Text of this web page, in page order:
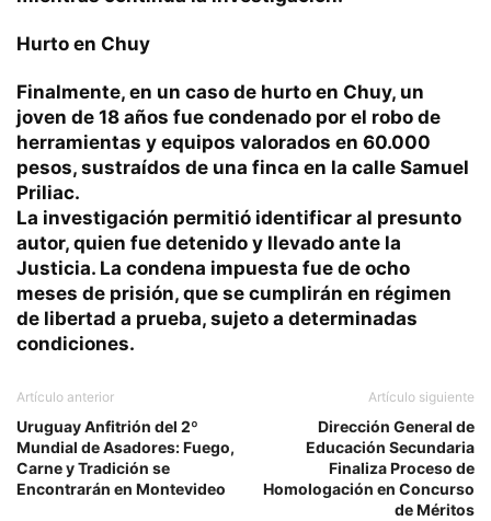
Hurto en Chuy
Finalmente, en un caso de hurto en Chuy, un
joven de 18 años fue condenado por el robo de
herramientas y equipos valorados en 60.000
pesos, sustraídos de una finca en la calle Samuel
Priliac.
La investigación permitió identificar al presunto
autor, quien fue detenido y llevado ante la
Justicia. La condena impuesta fue de ocho
meses de prisión, que se cumplirán en régimen
de libertad a prueba, sujeto a determinadas
condiciones.
Artículo anterior
Uruguay Anfitrión del 2º
Mundial de Asadores: Fuego,
Carne y Tradición se
Encontrarán en Montevideo
Artículo siguiente
Dirección General de
Educación Secundaria
Finaliza Proceso de
Homologación en Concurso
de Méritos